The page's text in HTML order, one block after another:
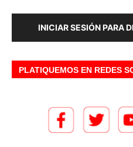
INICIAR SESIÓN PARA
PLATIQUEMOS EN REDES